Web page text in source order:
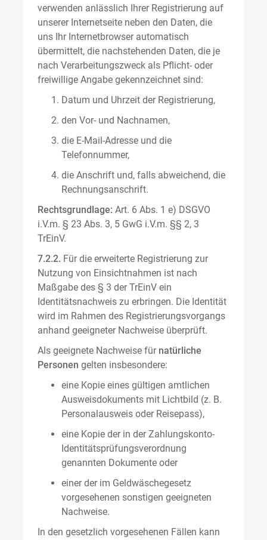
verwenden anlässlich Ihrer Registrierung auf
unserer Internetseite neben den Daten, die
uns Ihr Internetbrowser automatisch
übermittelt, die nachstehenden Daten, die je
nach Verarbeitungszweck als Pflicht- oder
freiwillige Angabe gekennzeichnet sind:
Datum und Uhrzeit der Registrierung,
den Vor- und Nachnamen,
die E-Mail-Adresse und die
Telefonnummer,
die Anschrift und, falls abweichend, die
Rechnungsanschrift.
Rechtsgrundlage: Art. 6 Abs. 1 e) DSGVO
i.V.m. § 23 Abs. 3, 5 GwG i.V.m. §§ 2, 3
TrEinV.
7.2.2. Für die erweiterte Registrierung zur
Nutzung von Einsichtnahmen ist nach
Maßgabe des § 3 der TrEinV ein
Identitätsnachweis zu erbringen. Die Identität
wird im Rahmen des Registrierungsvorgangs
anhand geeigneter Nachweise überprüft.
Als geeignete Nachweise für natürliche
Personen gelten insbesondere:
eine Kopie eines gültigen amtlichen
Ausweisdokuments mit Lichtbild (z. B.
Personalausweis oder Reisepass),
eine Kopie der in der Zahlungskonto-
Identitätsprüfungsverordnung
genannten Dokumente oder
einer der im Geldwäschegesetz
vorgesehenen sonstigen geeigneten
Nachweise.
In den gesetzlich vorgesehenen Fällen kann